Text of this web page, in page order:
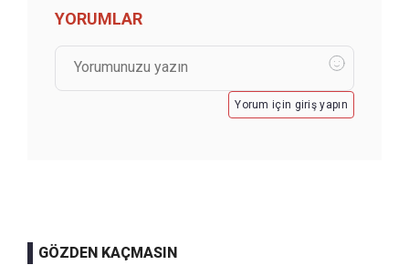
YORUMLAR
Yorum için giriş yapın
GÖZDEN KAÇMASIN